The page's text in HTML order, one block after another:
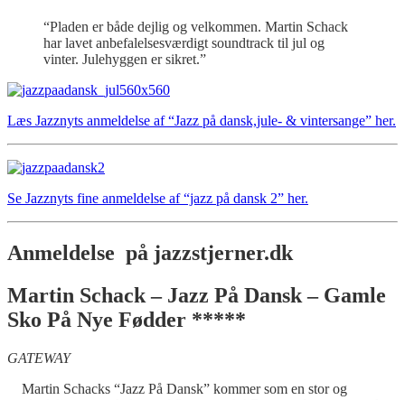
“Pladen er både dejlig og velkommen. Martin Schack
har lavet anbefalelsesværdigt soundtrack til jul og
vinter. Julehyggen er sikret.”
Læs Jazznyts anmeldelse af “Jazz på dansk,jule- & vintersange” her.
Se Jazznyts fine anmeldelse af “jazz på dansk 2” her.
Anmeldelse på jazzstjerner.dk
Martin Schack – Jazz På Dansk – Gamle
Sko På Nye Fødder *****
GATEWAY
Martin Schacks “Jazz På Dansk” kommer som en stor og